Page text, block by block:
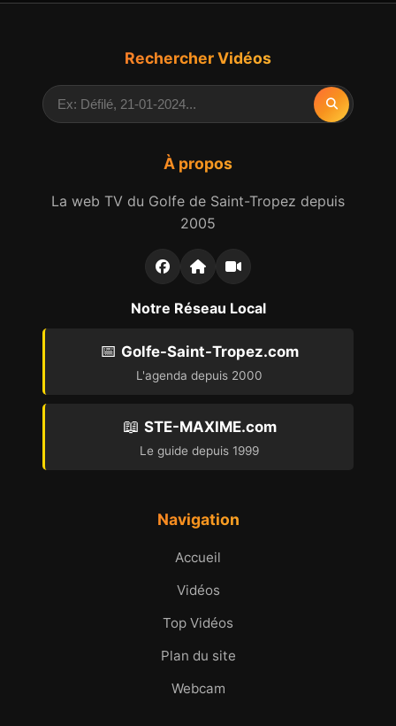
À propos
La web TV du Golfe de Saint-Tropez depuis
2005
Notre Réseau Local
📅 Golfe-Saint-Tropez.com
L'agenda depuis 2000
📖 STE-MAXIME.com
Le guide depuis 1999
Navigation
Accueil
Vidéos
Top Vidéos
Plan du site
Webcam
Rechercher Vidéos